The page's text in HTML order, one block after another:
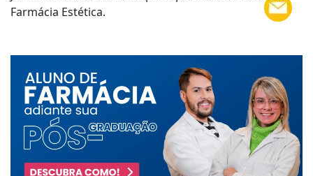
Farmácia Estética.